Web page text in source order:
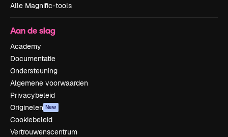
Alle Magnific-tools
Aan de slag
Academy
Documentatie
Ondersteuning
Algemene voorwaarden
Privacybeleid
Originelen New
Cookiebeleid
Vertrouwenscentrum